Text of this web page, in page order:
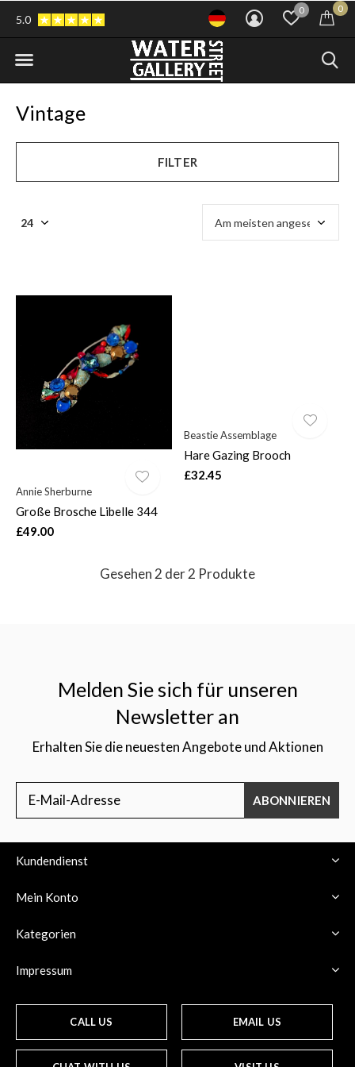
0 0
5.0
Vintage
FILTER
Annie Sherburne
Große Brosche Libelle 344
£49.00
Beastie Assemblage
Hare Gazing Brooch
£32.45
Gesehen 2 der 2 Produkte
Melden Sie sich für unseren
Newsletter an
Erhalten Sie die neuesten Angebote und Aktionen
ABONNIEREN
Kundendienst
Mein Konto
Kategorien
Impressum
CALL US EMAIL US